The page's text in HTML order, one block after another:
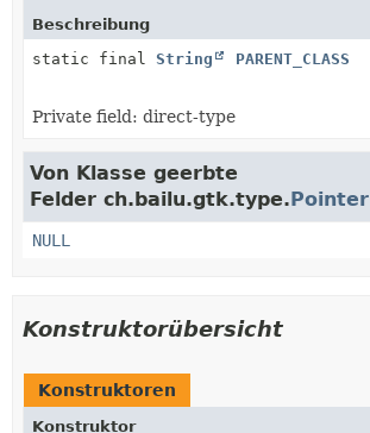
Beschreibung
static final String PARENT_CLASS
Private field: direct-type
Von Klasse geerbte
Felder ch.bailu.gtk.type.Pointer
NULL
Konstruktorübersicht
Konstruktoren
Konstruktor